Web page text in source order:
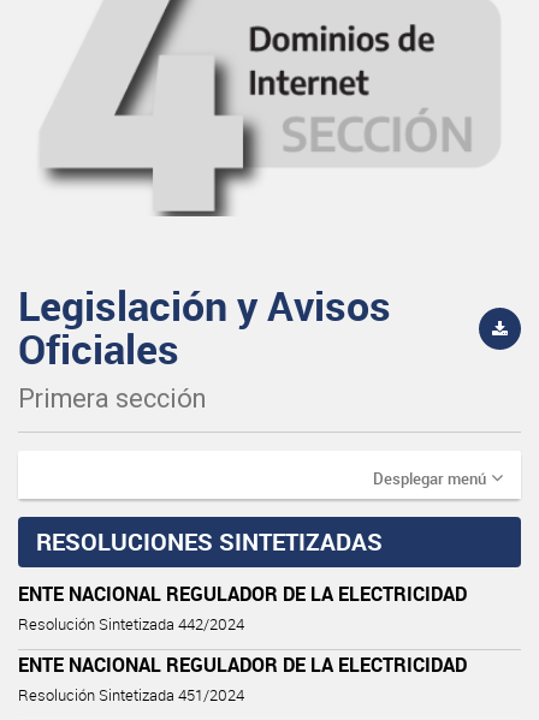
Legislación y Avisos
Oficiales
Primera sección
Desplegar menú
RESOLUCIONES SINTETIZADAS
ENTE NACIONAL REGULADOR DE LA ELECTRICIDAD
Resolución Sintetizada 442/2024
ENTE NACIONAL REGULADOR DE LA ELECTRICIDAD
Resolución Sintetizada 451/2024